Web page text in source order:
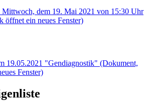
Mittwoch, dem 19. Mai 2021 von 15:30 Uhr
öffnet ein neues Fenster)
19.05.2021 "Gendiagnostik" (Dokument,
Fenster)